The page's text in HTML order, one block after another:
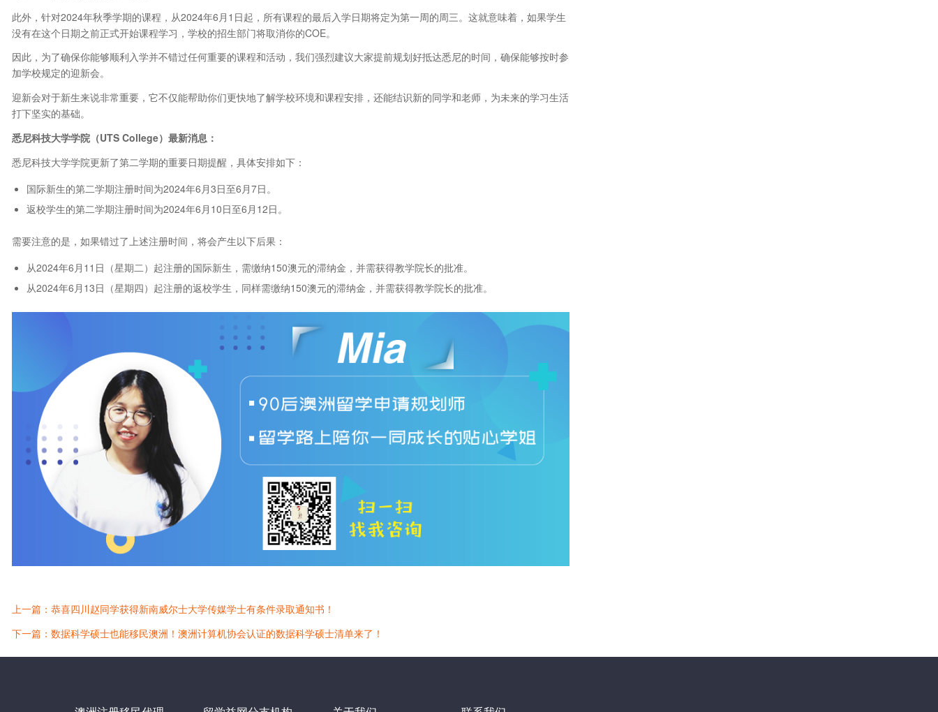
此外，针对2024年秋季学期的课程，从2024年6月1日起，所有课程的最后入学日期将定为第一周的周三。这就意味着，如果学生
没有在这个日期之前正式开始课程学习，学校的招生部门将取消你的COE。
因此，为了确保你能够顺利入学并不错过任何重要的课程和活动，我们强烈建议大家提前规划好抵达悉尼的时间，确保能够按时参
加学校规定的迎新会。
迎新会对于新生来说非常重要，它不仅能帮助你们更快地了解学校环境和课程安排，还能结识新的同学和老师，为未来的学习生活
打下坚实的基础。
悉尼科技大学学院（UTS College）最新消息：
悉尼科技大学学院更新了第二学期的重要日期提醒，具体安排如下：
国际新生的第二学期注册时间为2024年6月3日至6月7日。
返校学生的第二学期注册时间为2024年6月10日至6月12日。
需要注意的是，如果错过了上述注册时间，将会产生以下后果：
从2024年6月11日（星期二）起注册的国际新生，需缴纳150澳元的滞纳金，并需获得教学院长的批准。
从2024年6月13日（星期四）起注册的返校学生，同样需缴纳150澳元的滞纳金，并需获得教学院长的批准。
上一篇：恭喜四川赵同学获得新南威尔士大学传媒学士有条件录取通知书！
下一篇：数据科学硕士也能移民澳洲！澳洲计算机协会认证的数据科学硕士清单来了！